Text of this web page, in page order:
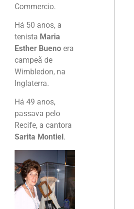
Commercio.
Há 50 anos, a
tenista Maria
Esther Bueno era
campeã de
Wimbledon, na
Inglaterra.
Há 49 anos,
passava pelo
Recife, a cantora
Sarita Montiel .